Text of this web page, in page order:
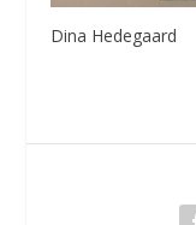
Dina Hedegaard